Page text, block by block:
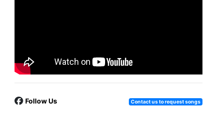
Follow Us Contact us to request songs